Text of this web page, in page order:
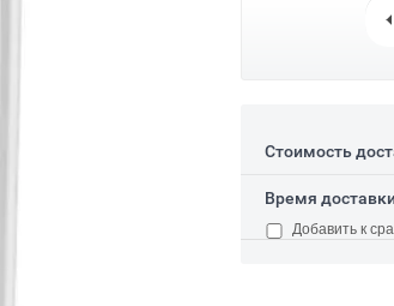
Стоимость
Время
Добавить к